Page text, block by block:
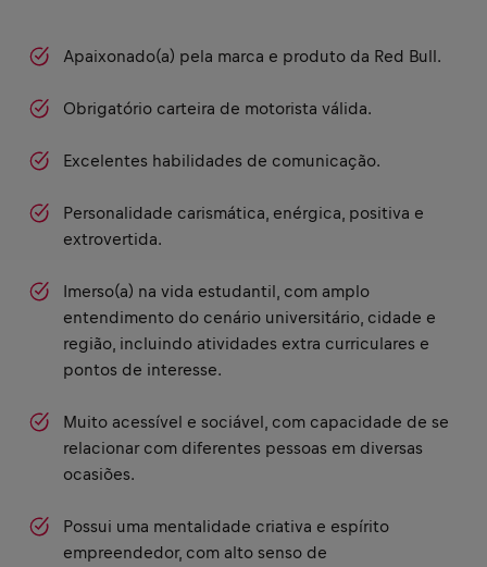
Apaixonado(a) pela marca e produto da Red Bull.
Obrigatório carteira de motorista válida.
Excelentes habilidades de comunicação.
Personalidade carismática, enérgica, positiva e
extrovertida.
Imerso(a) na vida estudantil, com amplo
entendimento do cenário universitário, cidade e
região, incluindo atividades extra curriculares e
pontos de interesse.
Muito acessível e sociável, com capacidade de se
relacionar com diferentes pessoas em diversas
ocasiões.
Possui uma mentalidade criativa e espírito
empreendedor, com alto senso de